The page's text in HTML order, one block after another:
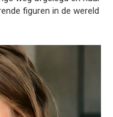
figuren in de wereld